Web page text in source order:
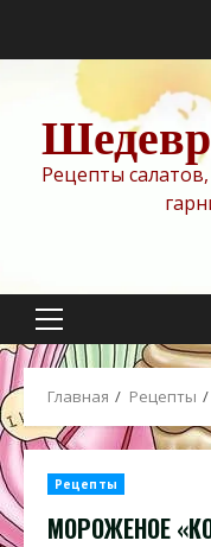
содержимому
Рецепты
Основное
меню
Главная Рецепты
Рецепты
МОРОЖЕНОЕ